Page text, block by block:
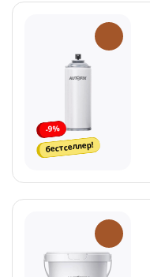
-9%
бестселлер!